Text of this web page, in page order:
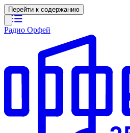
Перейти к содержанию
Радио Орфей